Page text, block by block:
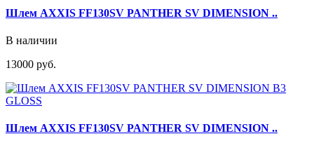
Шлем AXXIS FF130SV PANTHER SV DIMENSION ..
В наличии
13000 руб.
Шлем AXXIS FF130SV PANTHER SV DIMENSION ..